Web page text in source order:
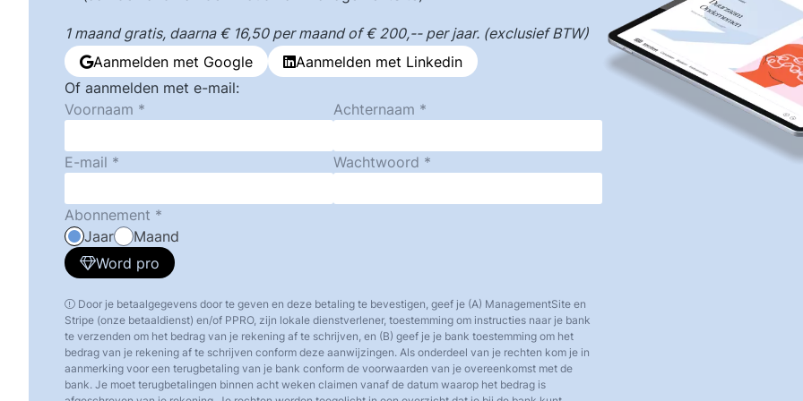
1 maand gratis, daarna € 16,50 per maand of € 200,-- per jaar. (exclusief BTW)
Aanmelden met Google
Aanmelden met Linkedin
Of aanmelden met e-mail:
Voornaam
Achternaam
E-mail Wachtwoord
Abonnement
Jaar
Maand
Word pro
Door je betaalgegevens door te geven en deze betaling te bevestigen, geef je (A) ManagementSite en
Stripe (onze betaaldienst) en/of PPRO, zijn lokale dienstverlener, toestemming om instructies naar je bank
te verzenden om het bedrag van je rekening af te schrijven, en (B) geef je je bank toestemming om het
bedrag van je rekening af te schrijven conform deze aanwijzingen. Als onderdeel van je rechten kom je in
aanmerking voor een terugbetaling van je bank conform de voorwaarden van je overeenkomst met de
bank. Je moet terugbetalingen binnen acht weken claimen vanaf de datum waarop het bedrag is